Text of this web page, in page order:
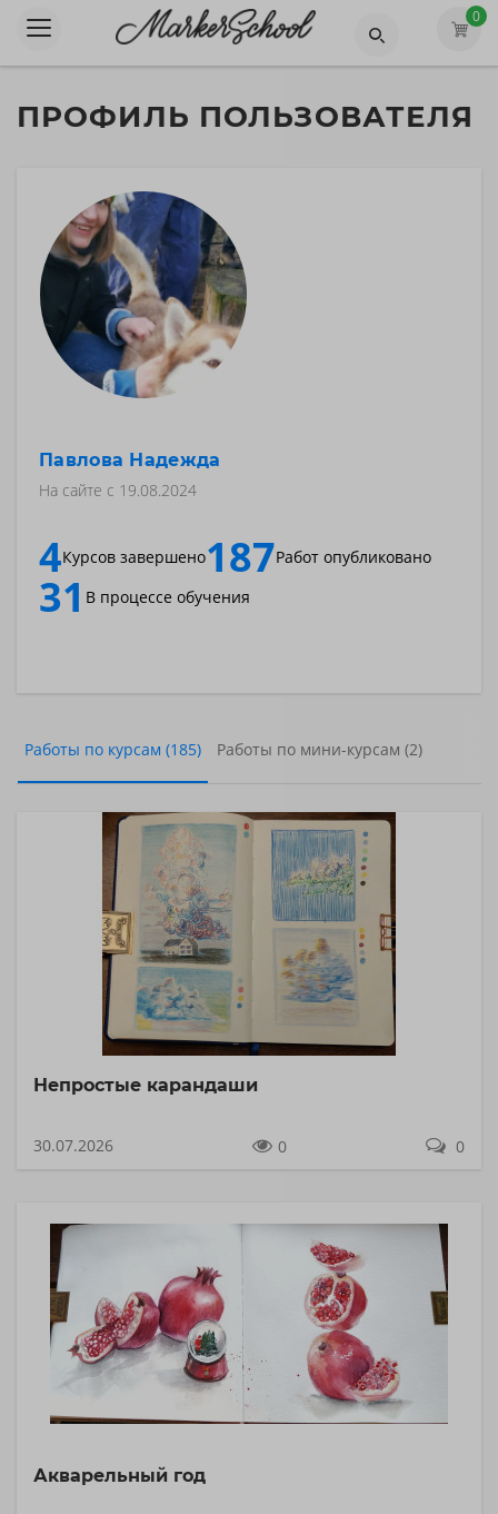
0
ПРОФИЛЬ ПОЛЬЗОВАТЕЛЯ
Павлова Надежда
На сайте с 19.08.2024
4Курсов завершено187Работ опубликовано
31 В процессе обучения
Работы по курсам (185) Работы по мини-курсам (2)
Непростые карандаши
30.07.2026 0 0
Акварельный год